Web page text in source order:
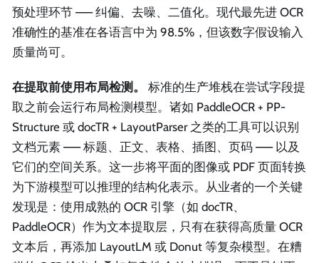
预处理环节 —— 纠偏、去噪、二值化。现代最先进 OCR
准确性的基准在各语言中为 98.5%，但该数字假设输入
质量尚可。
在提取前使用布局检测。
标准的生产堆栈在尝试字段提
取之前会运行布局检测模型。诸如 PaddleOCR + PP-
Structure 或 docTR + LayoutParser 之类的工具可以识别
文档元素 —— 标题、正文、表格、插图、页码 —— 以及
它们的空间关系。这一步将平面的图像或 PDF 页面转换
为下游模型可以推理的结构化表示。从业者的一个关键
发现是：使用成熟的 OCR 引擎（如 docTR、
PaddleOCR）作为文本提取层，只有在获得高质量 OCR
文本后，再添加 LayoutLM 或 Donut 等复杂模型。在糟